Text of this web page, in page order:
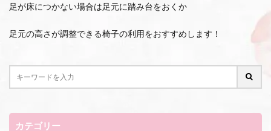
足が床につかない場合は足元に踏み台をおくか
足元の高さが調整できる椅子の利用をおすすめします！
カテゴリー